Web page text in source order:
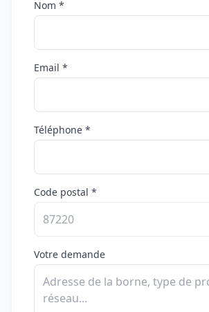
Nom *
Email *
Téléphone *
Code postal *
Votre demande